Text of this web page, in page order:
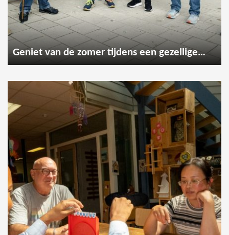
Geniet van de zomer tijdens een gezellige wandeling